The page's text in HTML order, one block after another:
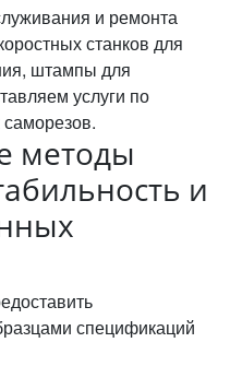
и ремонта
станков для
штампы для
услуги по
методы
и
спецификаций